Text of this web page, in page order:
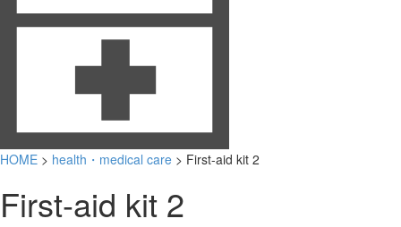
HOME > health・medical care > First-aid kit 2
First-aid kit 2